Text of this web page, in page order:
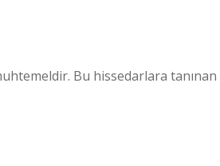
Bu hissedarlara tanınan